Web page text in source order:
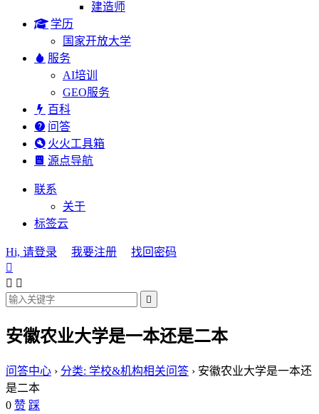
建造师
学历
国家开放大学
服务
AI培训
GEO服务
百科
问答
火火工具箱
源点导航
联系
关于
标签云
Hi, 请登录 我要注册
找回密码

 

安徽农业大学是一本还是二本
问答中心 › 分类: 学校&机构相关问答 › 安徽农业大学是一本还
是二本
0 赞 踩